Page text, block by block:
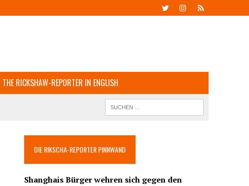
THE RICKSHAW-REPORTER IN ENGLISH
DIE RIKSCHA-REPORTER PINNWAND
Shanghais Bürger wehren sich gegen den